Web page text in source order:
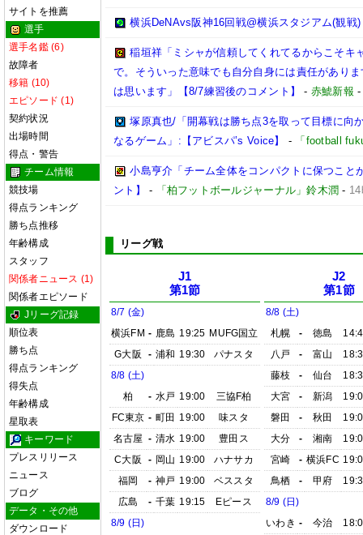
サイトを推薦
選手
選手名鑑 (6)
故障者
移籍 (10)
エピソード (1)
契約状況
出場時間
得点・警告
チーム情報
競技場
得点ランキング
勝ち点推移
年齢構成
スタッフ
関係者ニュース (1)
関係者エピソード
Jリーグ記録
順位表
勝ち点
得点ランキング
得失点
年齢構成
星取表
キーワード
プレスリリース
ニュース
ブログ
データ・その他
ダウンロード
横浜DeNAvs阪神16回戦@横浜スタジアム(観戦)
稲垣祥「ミシャが信頼してくれてるからこそキ
で。そういった意味でも自分自身には責任があり
は思います」【8/7練習後のコメント】
- 赤鯱新報
塚原真也/「開幕戦は勝ち点3を取って目標に向
なるゲーム」:【アビスパ’s Voice】
- 「football
小島亨介「チーム全体をコンパクトに保つこ
ント】
- 「柏フットボールジャーナル」鈴木潤 -
リーグ戦
J1
第1節
8/7 (金)
横浜FM - 鹿島 19:25 MUFG国立
G大阪
- 浦和 19:30
パナスタ
8/8 (土)
柏
- 水戸 19:00
三協F柏
FC東京 - 町田 19:00
味スタ
名古屋 - 清水 19:00
豊田ス
C大阪
- 岡山 19:00
ハナサカ
福岡
- 神戸 19:00
ベススタ
広島
- 千葉 19:15
Eピース
8/9 (日)
J2
第1節
8/8 (土)
札幌
- 徳島
八戸
- 富山
藤枝
- 仙台
大宮
- 新潟
磐田
- 秋田
大分
- 湘南
宮崎
- 横浜FC
鳥栖
- 甲府
8/9 (日)
いわき - 今治